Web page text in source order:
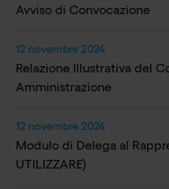
Avviso di Convocazione
12 novembre 2024
Relazione Illustrativa del
Amministrazione
12 novembre 2024
Modulo di Delega al
UTILIZZARE)